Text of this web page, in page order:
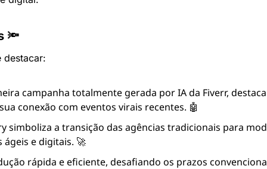
🔦
destacar:
campanha totalmente gerada por IA da Fiverr,
conexão com eventos virais recentes. 🤖
simboliza a transição das agências tradicionais para
ágeis e digitais. 🚀
rápida e eficiente, desafiando os prazos